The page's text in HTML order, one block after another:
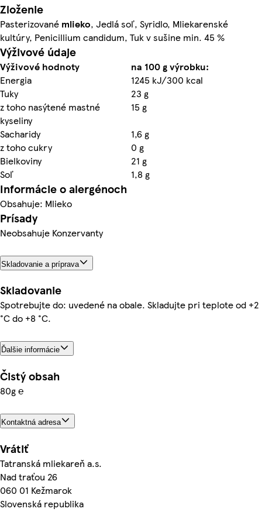
Zloženie
Pasterizované mlieko, Jedlá soľ, Syridlo, Mliekarenské
kultúry, Penicillium candidum, Tuk v sušine min. 45 %
Výživové údaje
Výživové hodnoty
na 100 g výrobku:
Energia
1245 kJ/300 kcal
Tuky
23 g
z toho nasýtené mastné
kyseliny
15 g
Sacharidy
1,6 g
z toho cukry
0 g
Bielkoviny
21 g
Soľ
1,8 g
Informácie o alergénoch
Obsahuje: Mlieko
Prísady
Neobsahuje Konzervanty
Skladovanie a príprava
Skladovanie
Spotrebujte do: uvedené na obale. Skladujte pri teplote od +2
°C do +8 °C.
Ďalšie informácie
Čistý obsah
80g ℮
Kontaktná adresa
Vrátiť
Tatranská mliekareň a.s.
Nad traťou 26
060 01 Kežmarok
Slovenská republika